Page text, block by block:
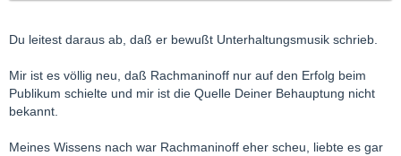
Du leitest daraus ab, daß er bewußt Unterhaltungsmusik schrieb.
Mir ist es völlig neu, daß Rachmaninoff nur auf den Erfolg beim
Publikum schielte und mir ist die Quelle Deiner Behauptung nicht
bekannt.
Meines Wissens nach war Rachmaninoff eher scheu, liebte es gar